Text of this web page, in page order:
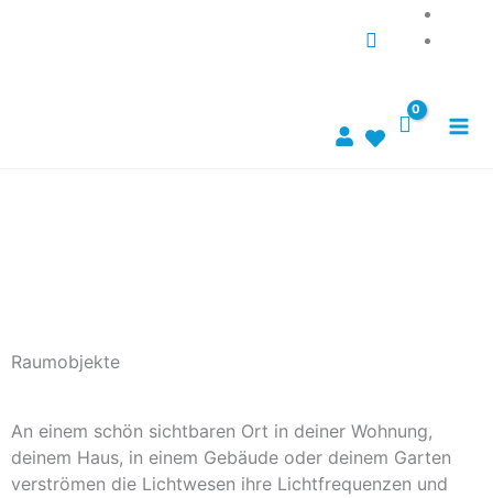
Raumobjekte
An einem schön sichtbaren Ort in deiner Wohnung,
deinem Haus, in einem Gebäude oder deinem Garten
verströmen die Lichtwesen ihre Lichtfrequenzen und